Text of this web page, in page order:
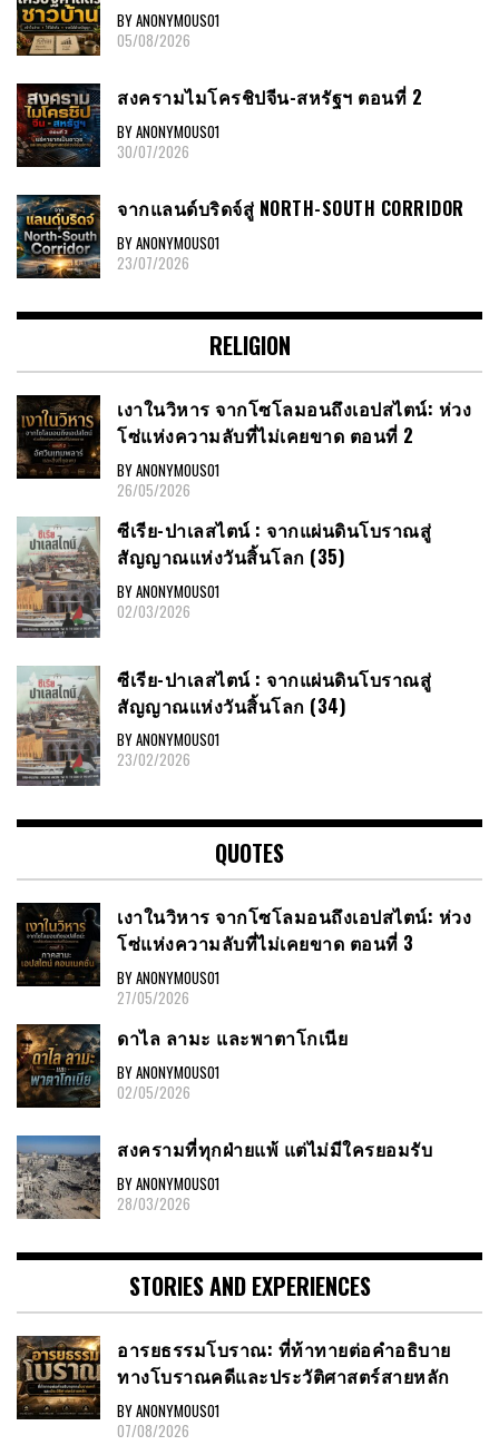
BY ANONYMOUS01
05/08/2026
สงครามไมโครชิปจีน-สหรัฐฯ ตอนที่ 2
BY ANONYMOUS01
30/07/2026
จากแลนด์บริดจ์สู่ NORTH-SOUTH CORRIDOR
BY ANONYMOUS01
23/07/2026
RELIGION
เงาในวิหาร จากโซโลมอนถึงเอปสไตน์: ห่วง
โซ่แห่งความลับที่ไม่เคยขาด ตอนที่ 2
BY ANONYMOUS01
26/05/2026
ซีเรีย​-ปาเลสไตน์​ : จากแผ่นดินโบราณสู่
สัญญาณ​แห่งวันสิ้นโลก​ (35)
BY ANONYMOUS01
02/03/2026
ซีเรีย​-ปาเลสไตน์​ : จากแผ่นดินโบราณสู่
สัญญาณ​แห่งวันสิ้นโลก​ (34)
BY ANONYMOUS01
23/02/2026
QUOTES
เงาในวิหาร จากโซโลมอนถึงเอปสไตน์: ห่วง
โซ่แห่งความลับที่ไม่เคยขาด ตอนที่ 3
BY ANONYMOUS01
27/05/2026
ดาไล ลามะ และพาตาโกเนีย
BY ANONYMOUS01
02/05/2026
สงครามที่ทุกฝ่ายแพ้ แต่ไม่มีใครยอมรับ
BY ANONYMOUS01
28/03/2026
STORIES AND EXPERIENCES
อารยธรรมโบราณ: ที่ท้าทายต่อคำอธิบาย
ทางโบราณคดีและประวัติศาสตร์สายหลัก
BY ANONYMOUS01
07/08/2026